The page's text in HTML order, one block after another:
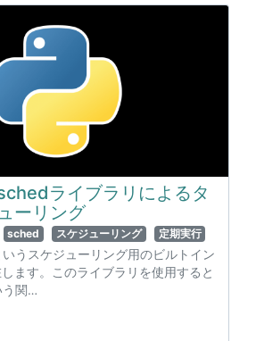
ライブラリによるタ
ーリング
sched スケジューリング 定期実行
うスケジューリング用のビルトイン
ます。このライブラリを使用すると
う関…